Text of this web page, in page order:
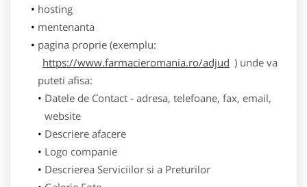
hosting
mentenanta
pagina proprie (exemplu:
https://www.farmacieromania.ro/adjud ) unde va
puteti afisa:
Datele de Contact - adresa, telefoane, fax, email,
website
Descriere afacere
Logo companie
Descrierea Serviciilor si a Preturilor